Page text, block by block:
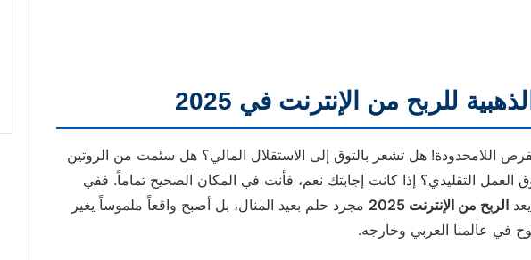
للربح من الإنترنت في 2025
اللامحدودة! هل تشعر بالتوق إلى الاستقلال المالي؟ هل سئمت من الروتين
التقليدي؟ إذا كانت إجابتك نعم، فأنت في المكان الصحيح تماماً. ففي
الربح من الإنترنت 2025
مجرد حلم بعيد المنال، بل أصبح واقعاً ملموساً يغير
في عالمنا العربي وخارجه.